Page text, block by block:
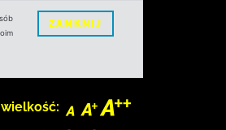
ZAMKNIJ
wielkość: